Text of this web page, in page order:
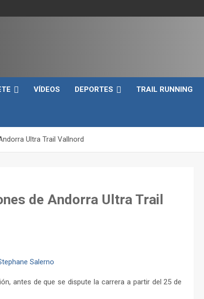
VÍDEOS DEPORTES TRAIL RUNNING
Ultra Trail Vallnord
de Andorra Ultra Trail
antes de que se dispute la carrera a partir del 25 de